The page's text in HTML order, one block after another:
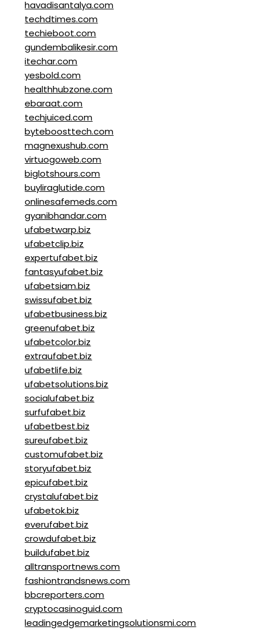
havadisantalya.com
techdtimes.com
techieboot.com
gundembalikesir.com
itechar.com
yesbold.com
healthhubzone.com
ebaraat.com
techjuiced.com
byteboosttech.com
magnexushub.com
virtuogoweb.com
biglotshours.com
buyliraglutide.com
onlinesafemeds.com
gyanibhandar.com
ufabetwarp.biz
ufabetclip.biz
expertufabet.biz
fantasyufabet.biz
ufabetsiam.biz
swissufabet.biz
ufabetbusiness.biz
greenufabet.biz
ufabetcolor.biz
extraufabet.biz
ufabetlife.biz
ufabetsolutions.biz
socialufabet.biz
surfufabet.biz
ufabetbest.biz
sureufabet.biz
customufabet.biz
storyufabet.biz
epicufabet.biz
crystalufabet.biz
ufabetok.biz
everufabet.biz
crowdufabet.biz
buildufabet.biz
alltransportnews.com
fashiontrandsnews.com
bbcreporters.com
cryptocasinoguid.com
leadingedgemarketingsolutionsmi.com